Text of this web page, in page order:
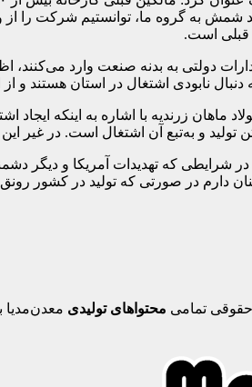
شمش به گروه ما، توانستیم شرکت را
قبلی است.
دولتی به بدنه صنعت وارد می‌کنند،
نابودی اشتغال در استان هستند و
ماهان زرندیه با اشاره به اینکه
و به‌تبع آن اشتغال است. در غیر این صورت، کشور
دارم در صورتی که تولید در کشور رونق
تمامی محتواهای تولیدی معدن‌مدیا